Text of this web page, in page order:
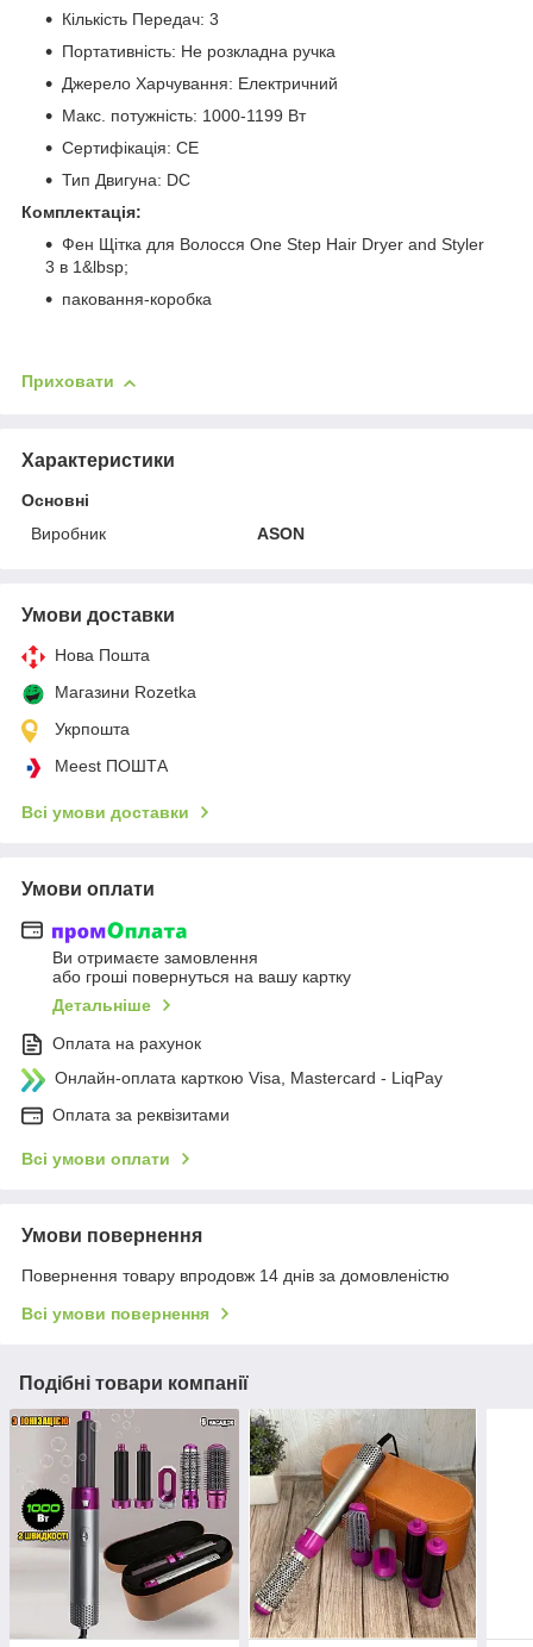
Кількість Передач: 3
Портативність: Не розкладна ручка
Джерело Харчування: Електричний
Макс. потужність: 1000-1199 Вт
Сертифікація: CE
Тип Двигуна: DC
Комплектація:
Фен Щітка для Волосся One Step Hair Dryer and Styler
3 в 1&lbsp;
паковання-коробка
Приховати
Характеристики
Основні
Виробник
ASON
Умови доставки
Нова Пошта
Магазини Rozetka
Укрпошта
Meest ПОШТА
Всі умови доставки
Умови оплати
Ви отримаєте замовлення
або гроші повернуться на вашу картку
Детальніше
Оплата на рахунок
Онлайн-оплата карткою Visa, Mastercard - LiqPay
Оплата за реквізитами
Всі умови оплати
Умови повернення
Повернення товару впродовж 14 днів за домовленістю
Всі умови повернення
Подібні товари компанії